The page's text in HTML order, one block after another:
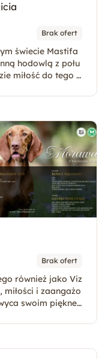
Brak ofert
świecie Mastifa
hodowlą z połu
miłość do tego ł
Brak ofert
również jako Viz
miłości i zaangażo
swoim piękne